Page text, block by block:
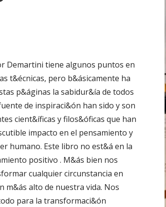
Demartini tiene algunos puntos en
t&écnicas, pero b&ásicamente ha
p&áginas la sabidur&ía de todos
de inspiraci&ón han sido y son
cient&íficas y filos&óficas que han
impacto en el pensamiento y
humano. Este libro no est&á en la
positivo . M&ás bien nos
cualquier circunstancia en
m&ás alto de nuestra vida. Nos
para la transformaci&ón